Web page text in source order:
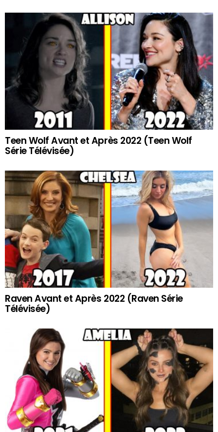
Teen Wolf Avant et Après 2022 (Teen Wolf
Série Télévisée)
Raven Avant et Après 2022 (Raven Série
Télévisée)